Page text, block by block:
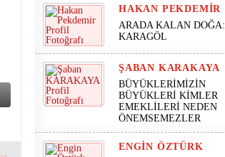
HAKAN PEKDEMIR
ARADA KALAN DOĞA:
KARAGÖL
ŞABAN KARAKAYA
BÜYÜKLERİMİZİN
BÜYÜKLERİ KİMLER
EMEKLİLERİ NEDEN
ÖNEMSEMEZLER
ENGIN ÖZTÜRK